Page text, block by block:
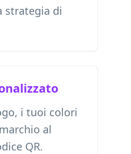
strategia di
i tuoi colori
al
QR.